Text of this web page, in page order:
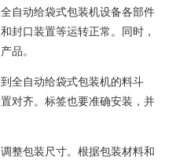
自动给袋式包装机设备各部件
封口装置等运转正常。同时，
品。
全自动给袋式包装机的料斗
对齐。标签也要准确安装，并
整包装尺寸。根据包装材料和